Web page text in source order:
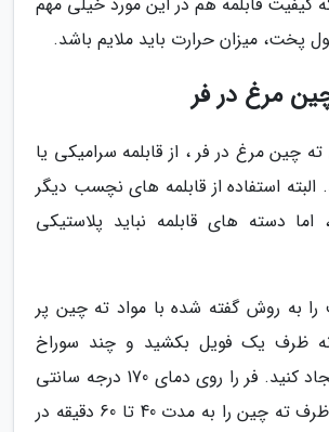
پخت، میزان حرارت باید ملایم باشد.
مرغ در فر
چین مرغ در فر ، از قابلمه سرامیکی یا
البته استفاده از قابلمه های نچسب دیگر
اما دسته های قابلمه نباید پلاستیکی
را به روش گفته شده با مواد ته چین پر
ظرف یک فویل بکشید و چند سوراخ
کوچک روی آن ایجاد کنید. فر را روی دمای 170 درجه سانتی
گراد قرار دهید و ظرف ته چین را به مدت 40 تا 60 دقیقه در